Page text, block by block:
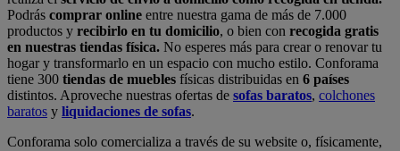
Podrás comprar online entre nuestra gama de más de 7.000
productos y recibirlo en tu domicilio, o bien con recogida gratis
en nuestras tiendas física. No esperes más para crear o renovar tu
hogar y transformarlo en un espacio con mucho estilo. Conforama
tiene 300 tiendas de muebles físicas distribuidas en 6 países
distintos. Aproveche nuestras ofertas de sofas baratos, colchones
baratos y liquidaciones de sofas.
Conforama solo comercializa a través de su website o, físicamente,